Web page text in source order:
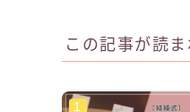
この記事が読ま